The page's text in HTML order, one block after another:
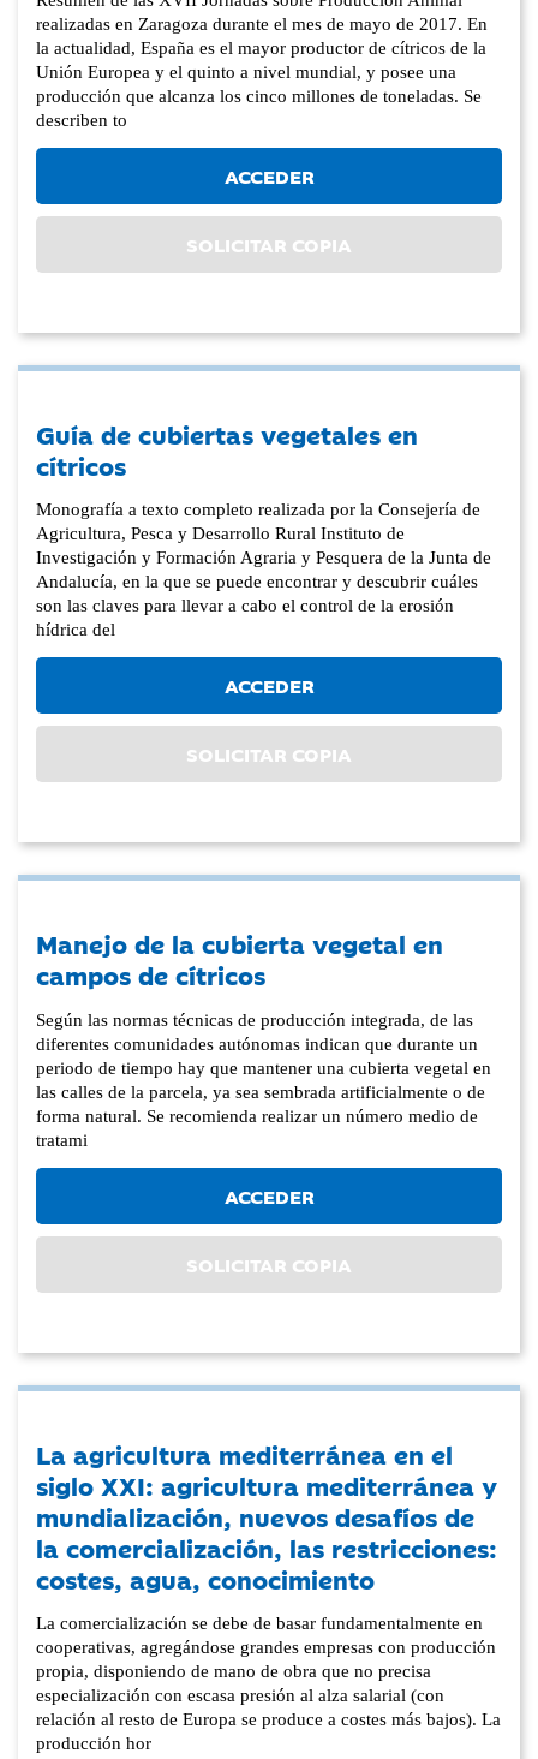
realizadas en Zaragoza durante el mes de mayo de 2017. En
la actualidad, España es el mayor productor de cítricos de la
Unión Europea y el quinto a nivel mundial, y posee una
producción que alcanza los cinco millones de toneladas. Se
describen to
ACCEDER
SOLICITAR COPIA
Guía de cubiertas vegetales en
cítricos
Monografía a texto completo realizada por la Consejería de
Agricultura, Pesca y Desarrollo Rural Instituto de
Investigación y Formación Agraria y Pesquera de la Junta de
Andalucía, en la que se puede encontrar y descubrir cuáles
son las claves para llevar a cabo el control de la erosión
hídrica del
ACCEDER
SOLICITAR COPIA
Manejo de la cubierta vegetal en
campos de cítricos
Según las normas técnicas de producción integrada, de las
diferentes comunidades autónomas indican que durante un
periodo de tiempo hay que mantener una cubierta vegetal en
las calles de la parcela, ya sea sembrada artificialmente o de
forma natural. Se recomienda realizar un número medio de
tratami
ACCEDER
SOLICITAR COPIA
La agricultura mediterránea en el
siglo XXI: agricultura mediterránea y
mundialización, nuevos desafíos de
la comercialización, las restricciones:
costes, agua, conocimiento
La comercialización se debe de basar fundamentalmente en
cooperativas, agregándose grandes empresas con producción
propia, disponiendo de mano de obra que no precisa
especialización con escasa presión al alza salarial (con
relación al resto de Europa se produce a costes más bajos). La
producción hor